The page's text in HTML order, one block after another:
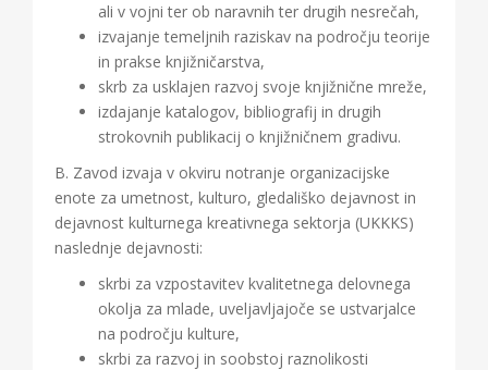
ali v vojni ter ob naravnih ter drugih nesrečah,
izvajanje temeljnih raziskav na področju teorije
in prakse knjižničarstva,
skrb za usklajen razvoj svoje knjižnične mreže,
izdajanje katalogov, bibliografij in drugih
strokovnih publikacij o knjižničnem gradivu.
B. Zavod izvaja v okviru notranje organizacijske
enote za umetnost, kulturo, gledališko dejavnost in
dejavnost kulturnega kreativnega sektorja (UKKKS)
naslednje dejavnosti:
skrbi za vzpostavitev kvalitetnega delovnega
okolja za mlade, uveljavljajoče se ustvarjalce
na področju kulture,
skrbi za razvoj in soobstoj raznolikosti